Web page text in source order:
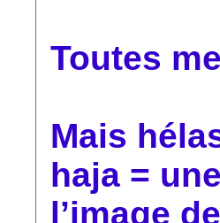
Toutes
Mais
haja =
l’image